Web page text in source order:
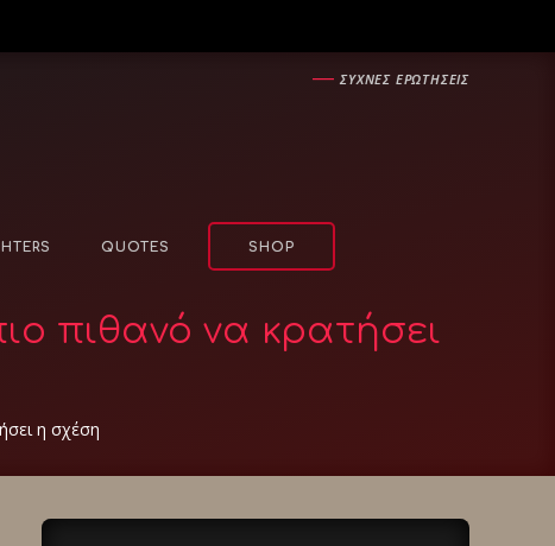
―ΣΥΧΝΕΣ ΕΡΩΤΗΣΕΙΣ
QUOTES SHOP
πιθανό να κρατήσει
η σχέση